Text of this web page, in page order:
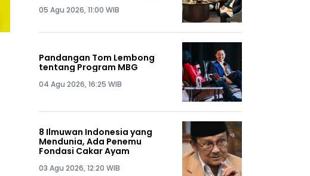
05 Agu 2026, 11:00 WIB
Pandangan Tom Lembong
tentang Program MBG
04 Agu 2026, 16:25 WIB
8 Ilmuwan Indonesia yang
Mendunia, Ada Penemu
Fondasi Cakar Ayam
03 Agu 2026, 12:20 WIB